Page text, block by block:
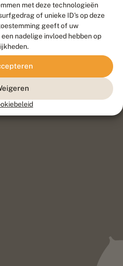
met deze technologieën
of unieke ID's op deze
geeft of uw
nadelige invloed hebben op
Go2People
, ontworpen door
Agency
Privacy